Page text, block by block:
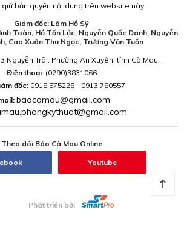
giữ bản quyền nội dung trên website này.
Giám đốc: Lâm Hồ Sỹ
Toàn, Hồ Tấn Lộc, Nguyễn Quốc Danh, Nguyễn
Cao Xuân Thu Ngọc, Trương Văn Tuấn
Nguyễn Trãi, Phường An Xuyên, tỉnh Cà Mau.
Điện thoại: (0290)3831066
đốc: 0918.575228 - 0913.780557
baocamau@gmail.com
Theo dõi Báo Cà Mau Online
Youtube
Phát triển bởi